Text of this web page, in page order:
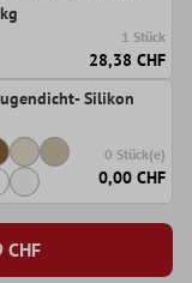
1 Stück
28,38 CHF
Silikon
0 Stück(e)
0,00 CHF
CHF